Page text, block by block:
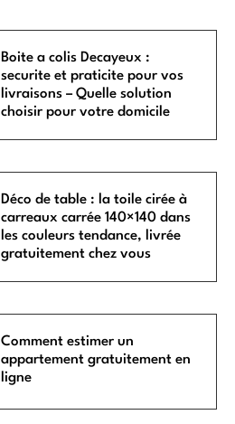
Boite a colis Decayeux :
securite et praticite pour vos
livraisons – Quelle solution
choisir pour votre domicile
Déco de table : la toile cirée à
carreaux carrée 140×140 dans
les couleurs tendance, livrée
gratuitement chez vous
Comment estimer un
appartement gratuitement en
ligne